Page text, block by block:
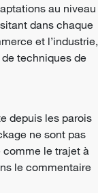
au niveau
dans chaque
et l’industrie,
techniques de
depuis les parois
ne sont pas
comme le trajet à
le commentaire